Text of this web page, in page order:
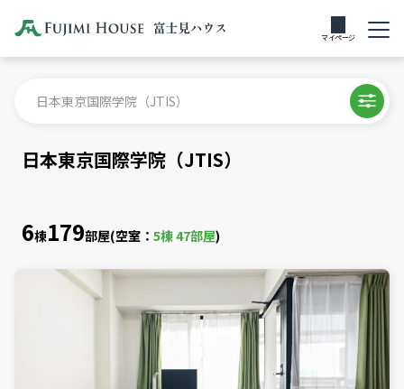
マイページ
日本東京国際学院（JTIS）
日本東京国際学院（JTIS）
6棟179部屋(空室： 5棟47部屋)